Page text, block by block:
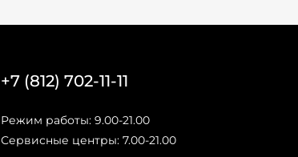
+7 (812) 702-11-11
Режим работы: 9.00-21.00
Сервисные центры: 7.00-21.00